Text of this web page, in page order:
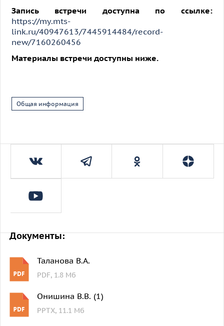
Запись встречи доступна по ссылке:
https://my.mts-
link.ru/40947613/7445914484/record-
new/7160260456
Материалы встречи доступны ниже.
Общая информация
Документы:
Таланова В.А.
PDF, 1.8 Мб
Онишина В.В. (1)
PPTX, 11.1 Мб